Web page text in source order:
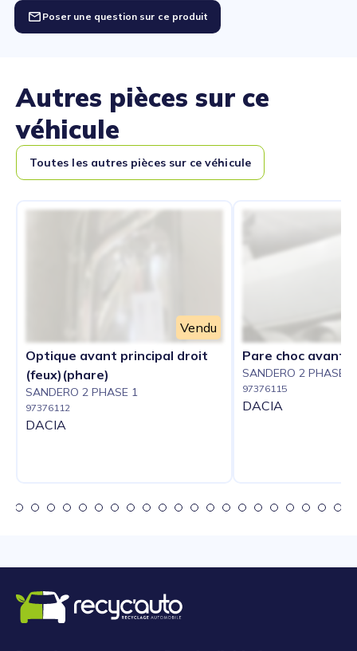
Poser une question sur ce produit
Autres pièces sur ce
véhicule
Toutes les autres pièces sur ce véhicule
Vendu
Optique avant principal droit
(feux)(phare)
SANDERO 2 PHASE 1
97376112
DACIA
Pare choc avant
SANDERO 2 PHASE 1
97376115
DACIA